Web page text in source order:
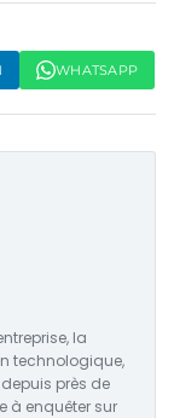
WHATSAPP
la
technologique,
près de
à enquêter sur